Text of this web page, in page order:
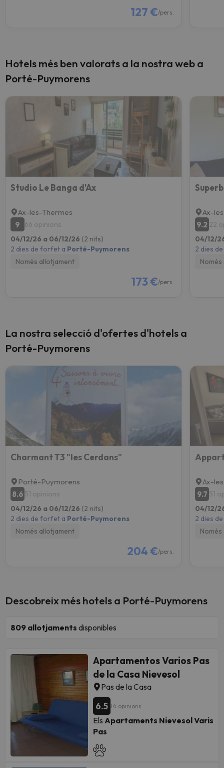
127 €/pers.
Hotels més ben valorats a la nostra web a
Porté-Puymorens
Studio Le Banga d'Ax
Ax-les-Thermes
9
66 opinions
04/12/26 a 06/12/26 (2 nits)
2 dies de forfet a Porté-Puymorens
Només allotjament
173 €/pers.
Ax-
9.2 22
04/12/
2 dies
La nostra selecció d'ofertes d'hotels a
Porté-Puymorens
Charmant T3 "les Cerdans"
Porté-Puymorens
8.6 51 opinions
04/12/26 a 06/12/26 (2 nits)
2 dies de forfet a Porté-Puymorens
Només allotjament
204 €/pers.
Ax-
9.7 51
04/12/
2 dies
Descobreix més hotels a Porté-Puymorens
809 allotjaments disponibles
Apartamentos Varios Pas
de la Casa Nievesol
Pas de la Casa
6.5 14 opinions
Els Apartaments Nievesol Varis
Pas
Aquest allotjament es tracta d'una
oferta especial de Nievesol hi